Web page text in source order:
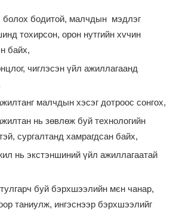
болох бодитой, малчдын мэдлэг
тохирсон, орон нутгийн хvчин
байх,
чиглэсэн үйл ажиллагаанд
малчдын хэсэг дотроос сонгох,
нь зөвлөж буй технологийн
сургалтанд хамрагдсан байх,
нь экстэншиний үйл ажиллагаатай
буй бэрхшээлийн мєн чанар,
таниулж, ингэснээр бэрхшээлийг